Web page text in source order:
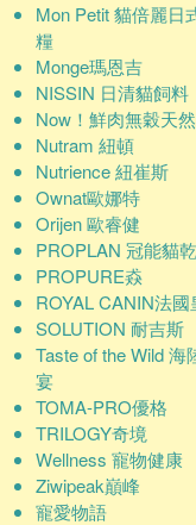
Mon Petit 貓倍麗日
糧
Monge瑪恩吉
NISSIN 日清貓飼料
Now！鮮肉無穀天
Nutram 紐頓
Nutrience 紐崔斯
Ownat歐娜特
Orijen 歐睿健
PROPLAN 冠能貓
PROPURE猋
ROYAL CANIN法國
SOLUTION 耐吉斯
Taste of the Wild 海
宴
TOMA-PRO優格
TRILOGY奇境
Wellness 寵物健康
Ziwipeak巔峰
寵愛物語